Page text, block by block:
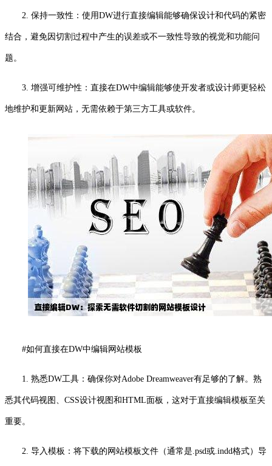
2. 保持一致性：使用DW进行直接编辑能够确保设计和代码的紧密
结合，避免因切割过程中产生的误差或不一致性导致的视觉和功能问
题。
3. 增强可维护性：直接在DW中编辑能够使开发者或设计师更轻松
地维护和更新网站，无需依赖于第三方工具或软件。
#如何直接在DW中编辑网站模板
1. 熟悉DW工具：确保你对Adobe Dreamweaver有足够的了解。熟
悉其代码视图、CSS设计视图和HTML面板，这对于直接编辑模板至关
重要。
2. 导入模板：将下载的网站模板文件（通常是.psd或.indd格式）导